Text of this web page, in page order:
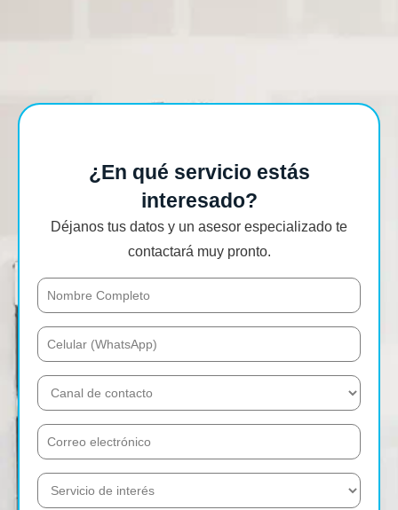
¿En qué servicio estás
interesado?
Déjanos tus datos y un asesor especializado te
contactará muy pronto.